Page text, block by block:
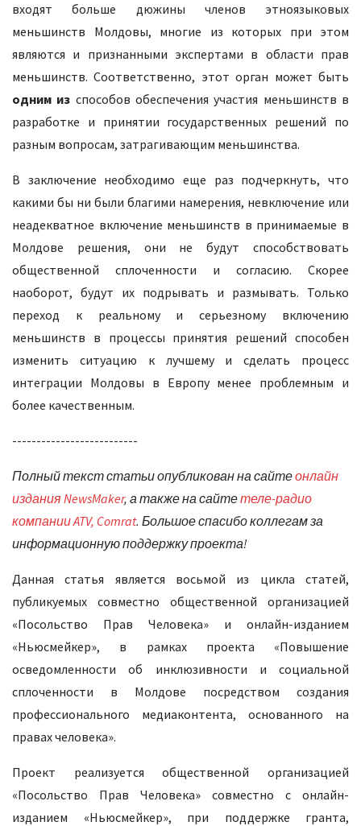
входят больше дюжины членов этноязыковых
меньшинств Молдовы, многие из которых при этом
являются и признанными экспертами в области прав
меньшинств. Соответственно, этот орган может быть
одним из способов обеспечения участия меньшинств в
разработке и принятии государственных решений по
разным вопросам, затрагивающим меньшинства.
В заключение необходимо еще раз подчеркнуть, что
какими бы ни были благими намерения, невключение или
неадекватное включение меньшинств в принимаемые в
Молдове решения, они не будут способствовать
общественной сплоченности и согласию. Скорее
наоборот, будут их подрывать и размывать. Только
переход к реальному и серьезному включению
меньшинств в процессы принятия решений способен
изменить ситуацию к лучшему и сделать процесс
интеграции Молдовы в Европу менее проблемным и
более качественным.
--------------------------
Полныйтекстстатьиопубликован на сайтеонлайн
издания NewsMaker, а также на сайтетеле-радио
компании ATV, Comrat. Большоеспасибоколлегамза
информационнуюподдержкупроекта!
Данная статья является восьмой из цикла статей,
публикуемых совместно общественной организацией
«Посольство Прав Человека» и онлайн-изданием
«Ньюсмейкер», в рамках проекта «Повышение
осведомленности об инклюзивности и социальной
сплоченности в Молдове посредством создания
профессионального медиаконтента, основанного на
правах человека».
Проект реализуется общественной организацией
«Посольство Прав Человека» совместно с онлайн-
изданием «Ньюсмейкер», при поддержке гранта,